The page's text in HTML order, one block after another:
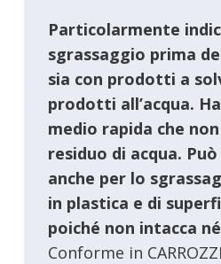
Particolarmente
sgrassaggio prima
sia con prodotti a
prodotti all’acqua.
medio rapida che
residuo di acqua.
anche per lo
in plastica e di
poiché non intacca
Conforme in